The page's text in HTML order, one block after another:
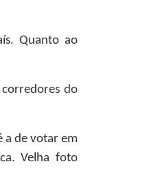
Quanto ao
do
a de votar em
Velha foto